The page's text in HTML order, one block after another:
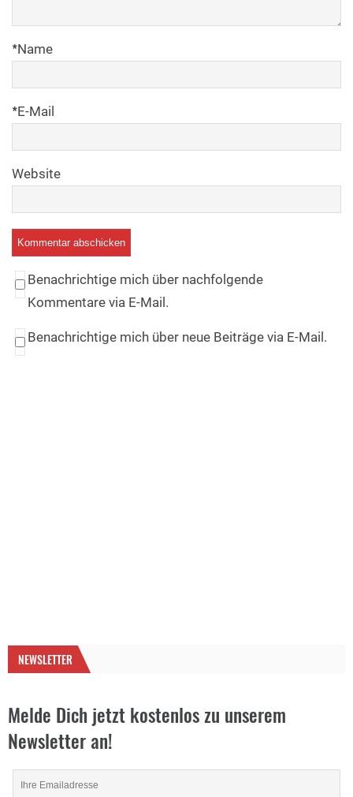
Name
*
E-Mail
*
Website
Benachrichtige mich über nachfolgende
Kommentare via E-Mail.
Benachrichtige mich über neue Beiträge via E-Mail.
NEWSLETTER
Melde Dich jetzt kostenlos zu unserem
Newsletter an!